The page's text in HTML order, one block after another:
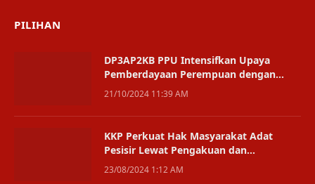
PILIHAN
DP3AP2KB PPU Intensifkan Upaya
Pemberdayaan Perempuan dengan
Sinergi Multilevel
21/10/2024 11:39 AM
KKP Perkuat Hak Masyarakat Adat
Pesisir Lewat Pengakuan dan
Perlindungan
23/08/2024 1:12 AM